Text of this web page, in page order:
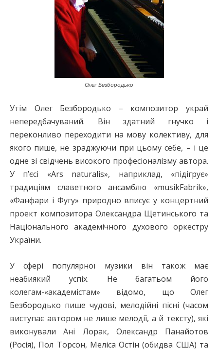
Олег Безбородько
Утім Олег Безбородько – композитор украй
непередбачуваний. Він здатний гнучко і
переконливо переходити на мову колективу, для
якого пише, не зраджуючи при цьому себе, – і це
одне зі свідчень високого професіоналізму автора.
У п’єсі «Ars naturalis», наприклад, «підігрує»
традиціям славетного ансамблю «musikFabrik»,
«Фанфари і Фугу» природно вписує у концертний
проект композитора Олександра Щетинського та
Національного академічного духового оркестру
України.
У сфері популярної музики він також має
неабиякий успіх. Не багатьом його
колегам-«академістам» відомо, що Олег
Безбородько пише чудові, мелодійні пісні (часом
виступає автором не лише мелодії, а й тексту), які
виконували Ані Лорак, Олександр Панайотов
(Росія), Пол Торсон, Меліса Остін (обидва США) та